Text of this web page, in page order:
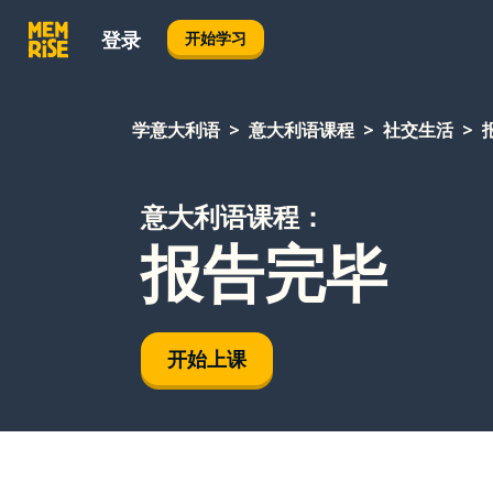
登录 开始学习
学意大利语 意大利语课程 社交生活
意大利语课程：
报告完毕
开始上课